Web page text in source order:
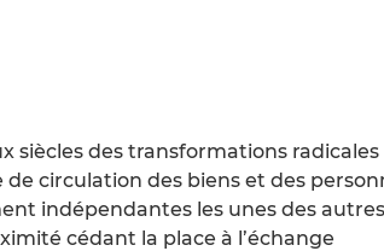
siècles des transformations radicales
circulation des biens et des
indépendantes les unes des
cédant la place à l’échange